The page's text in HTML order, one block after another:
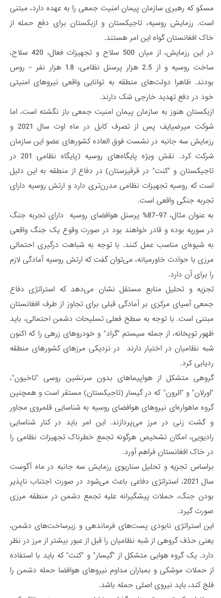
مسکو که رهبری سازمان پیمان امنیت جمعی را به عهده دارد، مبتنی
است. رزمایش روسیه، تاجیکستان و ازبکستان برای دفع حمله از
خاک افغانستان گواه این امر هستند.
در این رزمایش، از میان 500 سلاح و تجهیزات فعال، 420 سلاح،
ساخت روسیه و از 2.5 هزار پرسنل نظامی، 1.8 هزار نفر - روس
بودند. ظاهرا دولت‌های منطقه به توانایی واقعی نیروهای امنیتی
خود در دفع تهدید خارجی شک دارند.
ازبکستان هنوز به سازمان پیمان امنیت جمعی باز نگشته است، اما
شوکت میرضیایف پس از تصرف کابل در ماه اوت سال 2021 و
رزمایش سه جانبه در نشست فوق العاده کشورهای عضو این سازمان
شرکت کرد. نقش ویژه پایگاه‌های روسیه (پایگاه نظامی 201 در
تاجیکستان و "کنت" در قرقیزستان) در دفاع از منطقه به این دلیل
است که روسیه تجهیزات نظامی مدرن‌تری دارد و ارتش روسیه دارای
تجربه جنگی واقعی است.
به عنوان مثال، 97-87% پرسنل هوافضای روسیه دارای تجربه جنگ
در سوریه بوده و قادر خواهند بود در صورت وقوع یک جنگ واقعی
به شیوه‌ای مناسب عمل کنند. با توجه به شباهت درگیری احتمالی
مرزی با حوادث خاورمیانه، می‌توان گفت که ارتش روسیه آمادگی لازم
را برای آن دارد.
تجزیه و تحلیل منابع مستقل نشان می‌دهد که استراتژی دفاع
جمعی آسیای مرکزی بر آمادگی قبلی برای تجاوز از طرف افغانستان
مبتنی است. با توجه به سطح فعلی تسلیحات دشمن احتمالی، باید
ظهور توپخانه، از جمله سیستم "گراد" و خودروهای زرهی را که اکنون
شبه نظامیان در اختیار دارند در نزدیکی مرزهای کشورهای منطقه
ردیابی کرد.
گروهی متشکل از هواپیماهای بدون سرنشین روسی "تاخیون"،
"اورلان" و "الرون" که در گیسار (تاجیکستان) مستقر است و همچنین
گروه ماهواره‌ای نیروهای هوافضای روسیه به شناسایی قلمروی مجاور
و گشت زنی در مرز می‌پردازند. این امر باید در کنار شناسایی
رادیویی، امکان تشخیص هرگونه تجمع خطرناک تجهیزات نظامی را
در خاک افغانستان فراهم آورد.
براساس تجزیه و تحلیل سناریوی رزمایش سه جانبه در ماه آگوست
سال 2021، استراتژی دفاعی باعث می‌شود در صورت اجتناب ناپذیر
بودن جنگ، حملات پیشگیرانه علیه تجمع دشمن در منطقه مرزی
صورت گیرد.
این استراتژی نابودی پست‌های فرماندهی و زیرساخت‌های دشمن،
یعنی حذف گروهی از شبه نظامیان را قبل از عبور بیشتر از مرز در نظر
دارد. یک گروه هوایی متشکل از "گیسار" و "کنت" که باید با استفاده
از حملات موشکی و بمباران مداوم نیروهای هوافضا حمله دشمن را
فلج کند، باید نیروی اصلی حمله باشد.